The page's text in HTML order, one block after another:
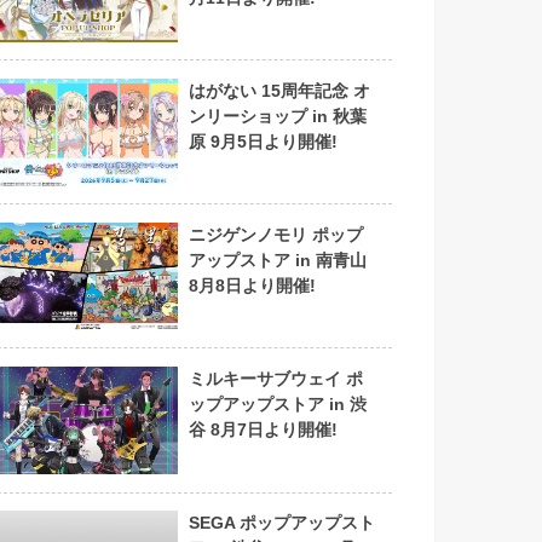
はがない 15周年記念 オ
ンリーショップ in 秋葉
原 9月5日より開催!
ニジゲンノモリ ポップ
アップストア in 南青山
8月8日より開催!
ミルキーサブウェイ ポ
ップアップストア in 渋
谷 8月7日より開催!
SEGA ポップアップスト